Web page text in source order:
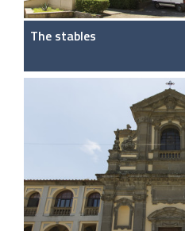
The stables